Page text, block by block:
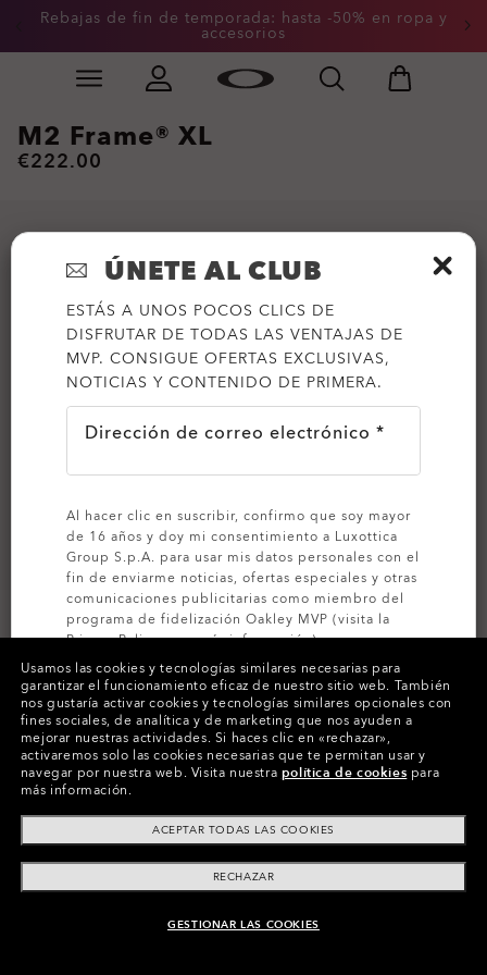
Skip to
Rebajas de fin de temporada: hasta -50% en ropa y
accesorios
Slide 2 of 3. Rebajas de fin de temporada: hasta -
AÑADIR AL CARRITO
M2 Frame® XL
€222.00
Colores (5) LentesPrizm Black Polarized,
MonturaMatte Black
Tamaño:Talla única
AjusteNormal - Ajuste De Puente Alto
Ver guía de tallas
Usamos las cookies y tecnologías similares necesarias para
garantizar el funcionamiento eficaz de nuestro sitio web. También
nos gustaría activar cookies y tecnologías similares opcionales con
fines sociales, de analítica y de marketing que nos ayuden a
mejorar nuestras actividades. Si haces clic en «rechazar»,
activaremos solo las cookies necesarias que te permitan usar y
navegar por nuestra web. Visita nuestra política de cookies para
más información.
ACEPTAR TODAS LAS COOKIES
RECHAZAR
GESTIONAR LAS COOKIES
ÚNETE AL CLUB
ESTÁS A UNOS POCOS CLICS DE
DISFRUTAR DE TODAS LAS VENTAJAS DE
MVP. CONSIGUE OFERTAS EXCLUSIVAS,
NOTICIAS Y CONTENIDO DE PRIMERA.
Dirección de correo electrónico *
Al hacer clic en suscribir, confirmo que soy mayor
de 16 años y doy mi consentimiento a Luxottica
Group S.p.A. para usar mis datos personales con el
fin de enviarme noticias, ofertas especiales y otras
comunicaciones publicitarias como miembro del
programa de fidelización Oakley MVP (visita la
Privacy Policypara más información).
SUSCRÍBETE